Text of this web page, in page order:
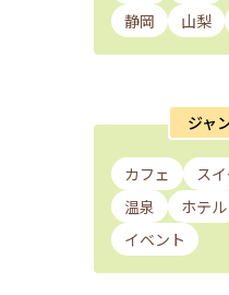
静岡
山梨
ジャ
カフェ ス
温泉
ホテル
イベント